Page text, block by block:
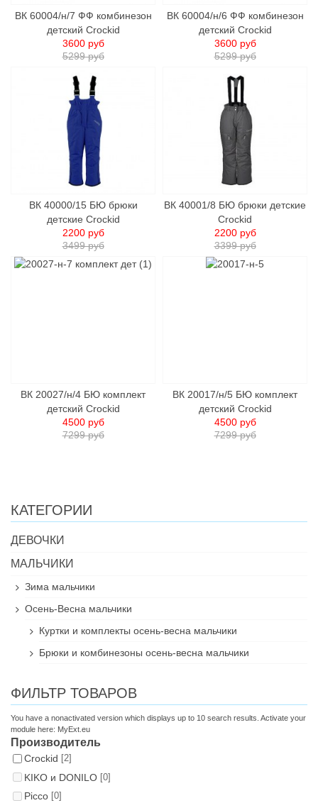
ВК 60004/н/7 ФФ комбинезон
детский Crockid
5299 руб
3600 руб
ВК 60004/н/6 ФФ комбинезон
детский Crockid
5299 руб
3600 руб
ВК 40000/15 БЮ брюки
детские Сrockid
3499 руб
2200 руб
ВК 40001/8 БЮ брюки детские
Сrockid
3399 руб
2200 руб
ВК 20027/н/4 БЮ комплект
детский Crockid
7299 руб
4500 руб
ВК 20017/н/5 БЮ комплект
детский Crockid
7299 руб
4500 руб
КАТЕГОРИИ
ДЕВОЧКИ
МАЛЬЧИКИ
Зима мальчики
Осень-Весна мальчики
Куртки и комплекты осень-весна мальчики
Брюки и комбинезоны осень-весна мальчики
ФИЛЬТР ТОВАРОВ
You have a nonactivated version which displays up to 10 search results. Activate your
module here: MyExt.eu
Производитель
Croсkid [2]
KIKO и DONILO [0]
Picco [0]